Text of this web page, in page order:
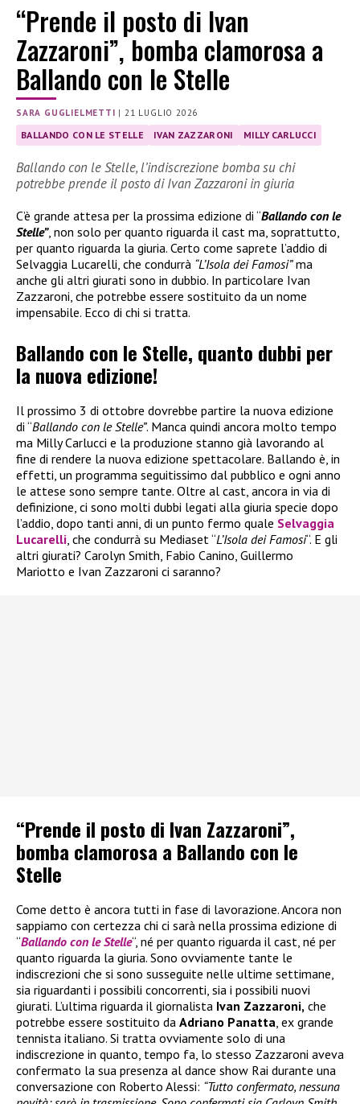
“Prende il posto di Ivan
Zazzaroni”, bomba clamorosa a
Ballando con le Stelle
SARA GUGLIELMETTI |21 LUGLIO 2026
BALLANDO CON LE STELLE IVAN ZAZZARONI MILLY CARLUCCI
Ballando con le Stelle, l’indiscrezione bomba su chi
potrebbe prende il posto di Ivan Zazzaroni in giuria
C’è grande attesa per la prossima edizione di “Ballando con le
Stelle”, non solo per quanto riguarda il cast ma, soprattutto,
per quanto riguarda la giuria. Certo come saprete l’addio di
Selvaggia Lucarelli, che condurrà “L’Isola dei Famosi”ma
anche gli altri giurati sono in dubbio. In particolare Ivan
Zazzaroni, che potrebbe essere sostituito da un nome
impensabile. Ecco di chi si tratta.
Ballando con le Stelle, quanto dubbi per
la nuova edizione!
Il prossimo 3 di ottobre dovrebbe partire la nuova edizione
di “Ballando con le Stelle”. Manca quindi ancora molto tempo
ma Milly Carlucci e la produzione stanno già lavorando al
fine di rendere la nuova edizione spettacolare. Ballando è, in
effetti, un programma seguitissimo dal pubblico e ogni anno
le attese sono sempre tante. Oltre al cast, ancora in via di
definizione, ci sono molti dubbi legati alla giuria specie dopo
l’addio, dopo tanti anni, di un punto fermo quale Selvaggia
Lucarelli, che condurrà su Mediaset “L’Isola dei Famosi“. E gli
altri giurati? Carolyn Smith, Fabio Canino, Guillermo
Mariotto e Ivan Zazzaroni ci saranno?
“Prende il posto di Ivan Zazzaroni”,
bomba clamorosa a Ballando con le
Stelle
Come detto è ancora tutti in fase di lavorazione. Ancora non
sappiamo con certezza chi ci sarà nella prossima edizione di
“Ballando con le Stelle“, né per quanto riguarda il cast, né per
quanto riguarda la giuria. Sono ovviamente tante le
indiscrezioni che si sono susseguite nelle ultime settimane,
sia riguardanti i possibili concorrenti, sia i possibili nuovi
giurati. L’ultima riguarda il giornalista Ivan Zazzaroni, che
potrebbe essere sostituito da Adriano Panatta, ex grande
tennista italiano. Si tratta ovviamente solo di una
indiscrezione in quanto, tempo fa, lo stesso Zazzaroni aveva
confermato la sua presenza al dance show Rai durante una
conversazione con Roberto Alessi: “Tutto confermato, nessuna